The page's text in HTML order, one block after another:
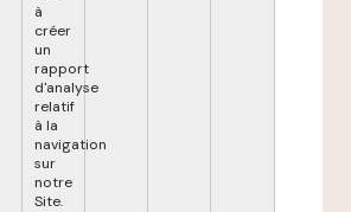
à
créer
un
rapport
d'analyse
relatif
à la
navigation
sur
notre
Site.